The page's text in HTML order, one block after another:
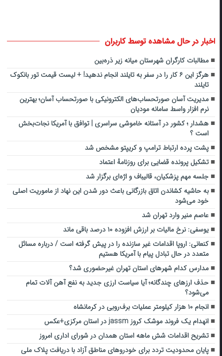
اخبار در حال مشاهده توسط کاربران
مطالبات کارگران شهرستان میانه زیر ذره‌بین
هرگز این ۶ کار را در سفر به تایلند انجام ندهید! + لیست قیمت تور بانکوک
تایلند
مدیریت آسان صورتحساب‌های الکترونیکی با صورتحساب آسان؛ بهترین
نرم افزار واسط سامانه مودیان
هشدار ؛ کشور در آستانه خاموشی سراسری | توافق با آمریکا نجات‌بخش
است ؟
پشت پرده ارتباط ترامپ و کریپتو مشخص شد
تشکیل پرونده قضایی برای روزنامهٔ اعتماد
جلسه مهم پزشکیان، قالیباف و اژه‌ای برگزار شد
به حاشیه کشاندن اتاق بازرگانی باعث دور شدن این نهاد از ماموریت اصلی
خود می‌شود
عاصم منیر وارد تهران شد
یوسفی: نرخ مالیات بر ارزش افزوده ۱۰ درصد باقی ماند
کنعانی: اروپا اقدامات غیر سازنده را در پیش گرفته است / درباره مسائل
متعدد در حال تبادل پیام با آمریکا هستیم
مدارس کدام شهرهای استان تهران غیرحضوری شد؟
حذف ارزهای چندگانه؛ آیا سیاست ارزی جدید به نفع آهن آلات تمام
می‌شود؟
انجام ۱۰ هزار کیلومتر عملیات برف‌روبی در کرمانشاه
انهدام یک فروند موشک کروز jassm در استان مرکزی+عکس
تشریح اقدامات شش ماهه استان همدان در شورای اداری امروز
پایان محدودیت تردد برای خودروهای مناطق آزاد با دریافت پلاک ملی